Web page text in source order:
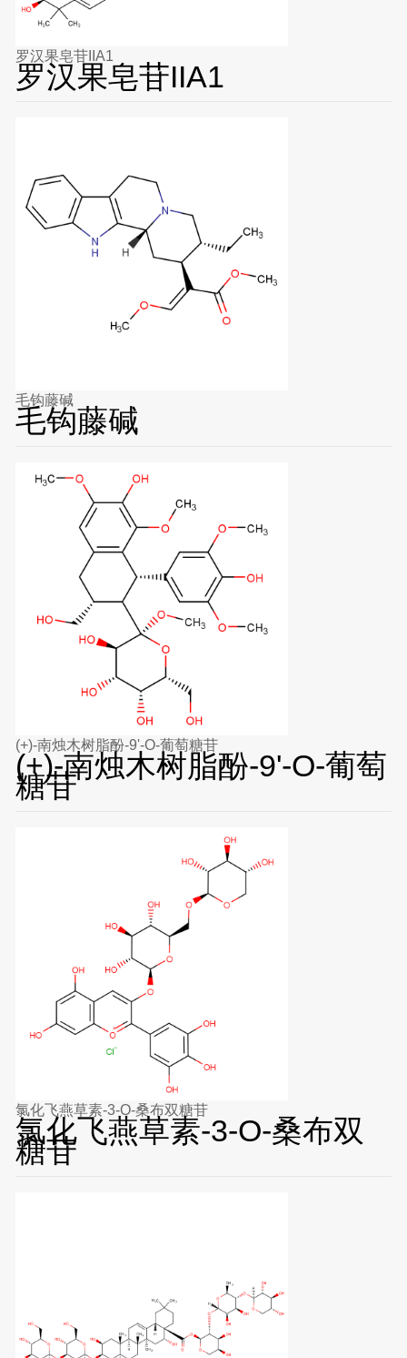
罗汉果皂苷IIA1
罗汉果皂苷IIA1
毛钩藤碱
毛钩藤碱
(+)-南烛木树脂酚-9'-O-葡萄糖苷
(+)-南烛木树脂酚-9'-O-葡萄
糖苷
氯化飞燕草素-3-O-桑布双糖苷
氯化飞燕草素-3-O-桑布双
糖苷